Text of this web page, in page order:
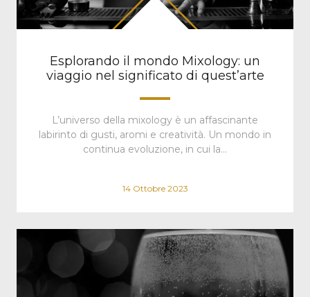
Esplorando il mondo Mixology: un
viaggio nel significato di quest’arte
L’universo della mixology è un affascinante
labirinto di gusti, aromi e creatività. Un mondo in
continua evoluzione, in cui la…
14 Ottobre 2023